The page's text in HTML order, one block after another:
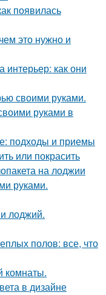
появилась
это нужно и
интерьер: как они
своими руками.
руками в
подходы и приемы
или покрасить
на лоджии
руками.
лоджий.
полов: все, что
комнаты.
в дизайне